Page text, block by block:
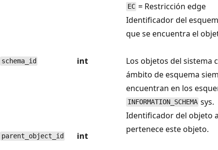
EC = Restricción edge
schema_id int
Identificador del
que se encuentra el
Los objetos del sistema
ámbito de esquema
encuentran en los
INFORMATION_SCHEMA sys.
parent_object_id int
Identificador del objeto
pertenece este objeto.